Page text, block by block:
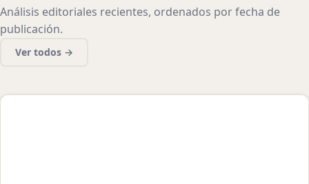
Análisis editoriales recientes, ordenados por fecha de
publicación.
Ver todos →